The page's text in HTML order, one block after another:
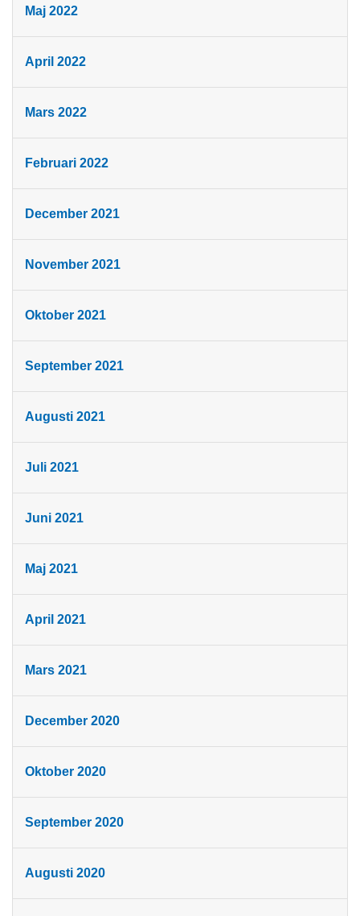
Maj 2022
April 2022
Mars 2022
Februari 2022
December 2021
November 2021
Oktober 2021
September 2021
Augusti 2021
Juli 2021
Juni 2021
Maj 2021
April 2021
Mars 2021
December 2020
Oktober 2020
September 2020
Augusti 2020